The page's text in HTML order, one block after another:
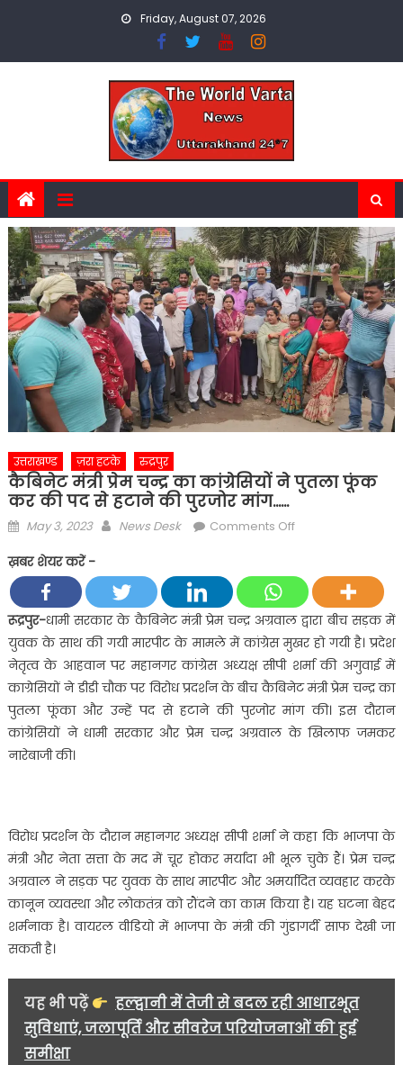
Friday, August 07, 2026
उत्तराखण्ड ज़रा हटके रुद्रपुर
कैबिनेट मंत्री प्रेम चन्द्र का कांग्रेसियों ने पुतला फूंक
कर की पद से हटाने की पुरजोर मांग……
Posted
May 3, 2023 Author
News Desk Comments Offon
प्रेम
चन्द्र
का
कांग्रेसियों
ने
पुतला
फूंक
कर
की
पुरजोर
मांग……
ख़बर शेयर करें -
रूद्रपुर-धामी सरकार के कैबिनेट मंत्री प्रेम चन्द्र अग्रवाल द्वारा बीच सड़क में
युवक के साथ की गयी मारपीट के मामले में कांग्रेस मुखर हो गयी है। प्रदेश
नेतृत्व के आहवान पर महानगर कांग्रेस अध्यक्ष सीपी शर्मा की अगुवाई में
काग्रेसियों ने डीडी चौक पर विरोध प्रदर्शन के बीच कैबिनेट मंत्री प्रेम चन्द्र का
पुतला फूंका और उन्हें पद से हटाने की पुरजोर मांग की। इस दौरान
कांग्रेसियों ने धामी सरकार और प्रेम चन्द्र अग्रवाल के खिलाफ जमकर
नारेबाजी की।
विरोध प्रदर्शन के दौरान महानगर अध्यक्ष सीपी शर्मा ने कहा कि भाजपा के
मंत्री और नेता सत्ता के मद में चूर होकर मर्यादा भी भूल चुके हैं। प्रेम चन्द्र
अग्रवाल ने सड़क पर युवक के साथ मारपीट और अमर्यादित व्यवहार करके
कानून व्यवस्था और लोकतंत्र को रौंदने का काम किया है। यह घटना बेहद
शर्मनाक है। वायरल वीडियो में भाजपा के मंत्री की गुंडागर्दी साफ देखी जा
सकती है।
यह भी पढ़ें
हल्द्वानी में तेजी से बदल रही आधारभूत
सुविधाएं, जलापूर्ति और सीवरेज परियोजनाओं की हुई
समीक्षा